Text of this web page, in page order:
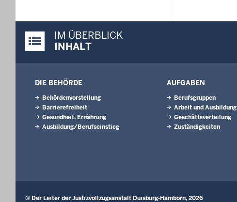
Justiz-Portal im Überblick:
IM ÜBERBLICK
INHALT
DIE BEHÖRDE
Behördenvorstellung
Barrierefreiheit
Gesundheit, Ernährung
Ausbildung/Berufseinstieg
AUFGABEN
Berufsgruppen
Arbeit und Ausbildung
Geschäftsverteilung
Zuständigkeiten
© Der Leiter der Justizvollzugsanstalt Duisburg-Hamborn, 2026